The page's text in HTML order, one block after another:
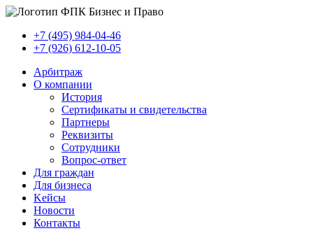
+7 (495) 984-04-46
+7 (926) 612-10-05
Арбитраж
О компании
История
Сертификаты и свидетельства
Партнеры
Реквизиты
Сотрудники
Вопрос-ответ
Для граждан
Для бизнеса
Kейсы
Новости
Контакты